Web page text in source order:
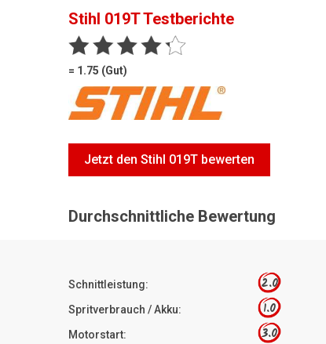
Stihl 019TTestberichte
= 1.75 (Gut)
Jetzt den Stihl 019T bewerten
Durchschnittliche Bewertung
Schnittleistung: 2.0
Spritverbrauch / Akku: 1.0
Motorstart: 3.0